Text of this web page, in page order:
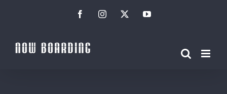
conteúdo
FacebookInstagramTwitterYouTube